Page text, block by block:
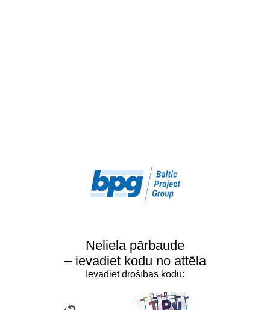
Neliela pārbaude
– ievadiet kodu no attēla
Ievadiet drošības kodu: